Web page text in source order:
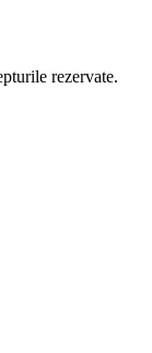
rezervate.